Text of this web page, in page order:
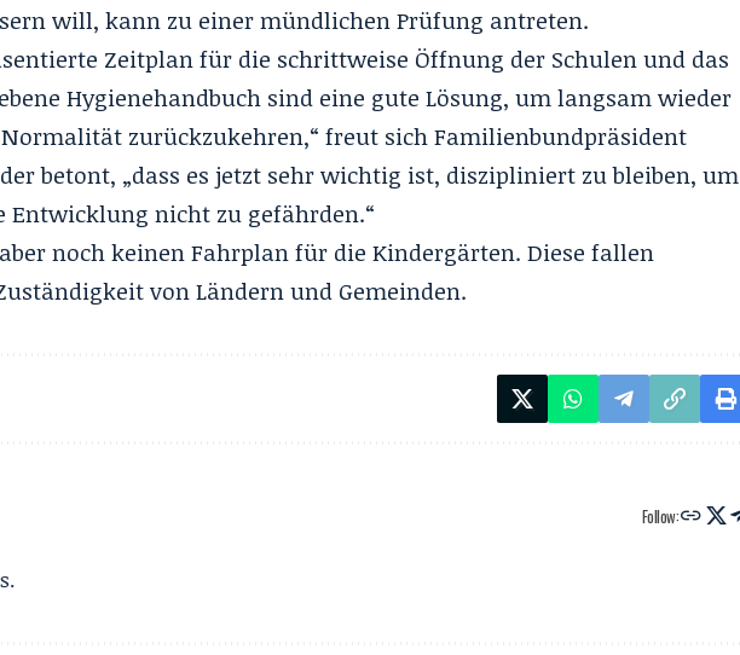
will, kann zu einer mündlichen Prüfung antreten.
Zeitplan für die schrittweise Öffnung der Schulen und das
Hygienehandbuch sind eine gute Lösung, um langsam wieder
zurückzukehren,“ freut sich Familienbundpräsident
betont, „dass es jetzt sehr wichtig ist, diszipliniert zu bleiben, um
Entwicklung nicht zu gefährden.“
noch keinen Fahrplan für die Kindergärten. Diese fallen
von Ländern und Gemeinden.
Follow: